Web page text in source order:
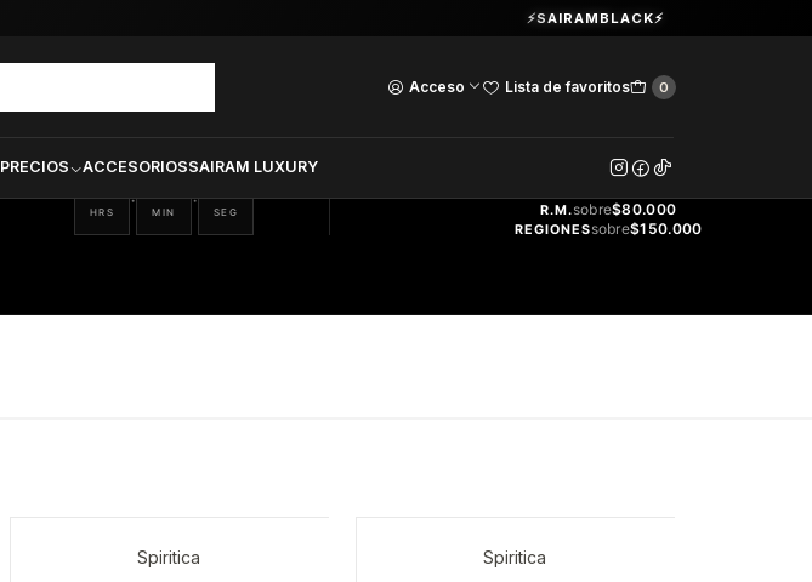
Acceso Lista de favoritos 0
PRECIOS ACCESORIOSSAIRAM LUXURY
Guardia Vieja 202. Oficina 102.Ver Horarios
⚡SAIRAMBLACK⚡
21
HRS
: 38
MIN
: 49
SEG
GRATIS
R.M.sobre$80.000
REGIONESsobre$150.000
Spiritica Spiritica